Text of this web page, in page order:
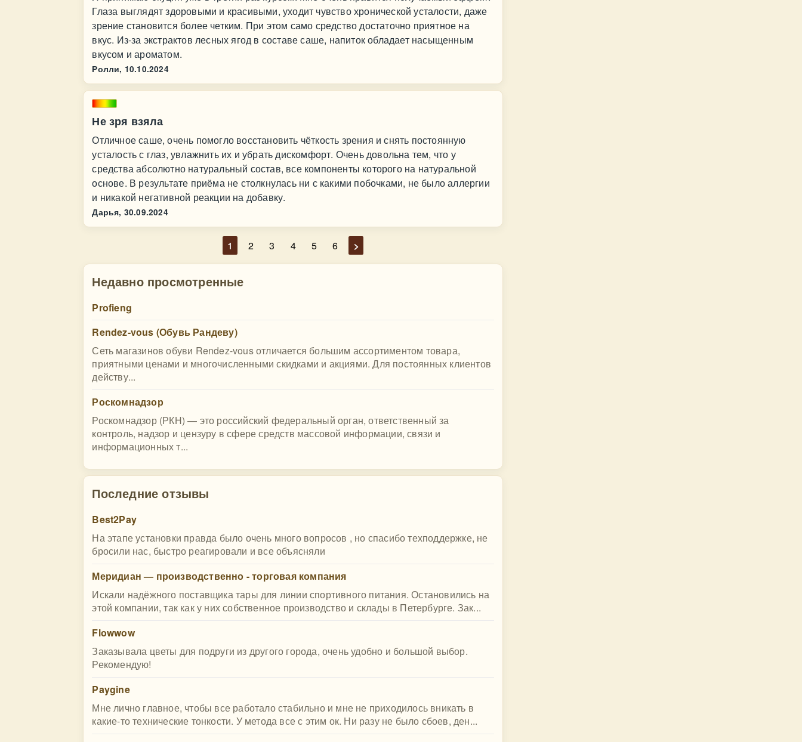
Глаза выглядят здоровыми и красивыми, уходит чувство хронической усталости, даже
зрение становится более четким. При этом само средство достаточно приятное на
вкус. Из-за экстрактов лесных ягод в составе саше, напиток обладает насыщенным
вкусом и ароматом.
Ролли, 10.10.2024
Не зря взяла
Отличное саше, очень помогло восстановить чёткость зрения и снять постоянную
усталость с глаз, увлажнить их и убрать дискомфорт. Очень довольна тем, что у
средства абсолютно натуральный состав, все компоненты которого на натуральной
основе. В результате приёма не столкнулась ни с какими побочками, не было аллергии
и никакой негативной реакции на добавку.
Дарья, 30.09.2024
1 2 3 4 5 6 >
Недавно просмотренные
Profieng
Rendez-vous (Обувь Рандеву)
Сеть магазинов обуви Rendez-vous отличается большим ассортиментом товара,
приятными ценами и многочисленными скидками и акциями. Для постоянных клиентов
действу...
Роскомнадзор
Роскомнадзор (РКН) — это российский федеральный орган, ответственный за
контроль, надзор и цензуру в сфере средств массовой информации, связи и
информационных т...
Последние отзывы
Best2Pay
На этапе установки правда было очень много вопросов , но спасибо техподдержке, не
бросили нас, быстро реагировали и все объясняли
Меридиан — производственно - торговая компания
Искали надёжного поставщика тары для линии спортивного питания. Остановились на
этой компании, так как у них собственное производство и склады в Петербурге. Зак...
Flowwow
Заказывала цветы для подруги из другого города, очень удобно и большой выбор.
Рекомендую!
Paygine
Мне лично главное, чтобы все работало стабильно и мне не приходилось вникать в
какие-то технические тонкости. У метода все с этим ок. Ни разу не было сбоев, ден...